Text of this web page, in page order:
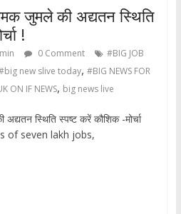
जुमले की अद्यतन स्थिति
!
0 Comment
#BIG JOB
new slive today, #BIG NEWS FOR
ON IF NEWS, big news live
स्थिति स्पष्ट करें कौशिक -मोर्चा
of seven lakh jobs,